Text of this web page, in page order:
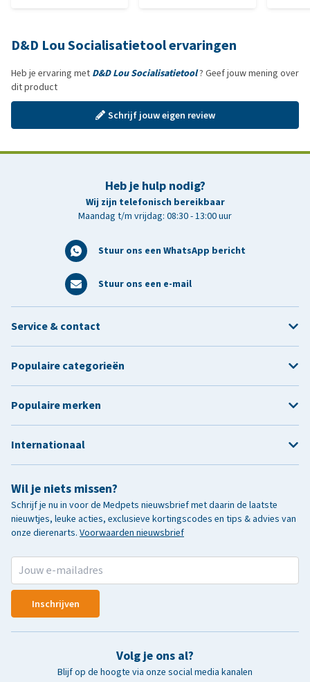
D&D Lou Socialisatietool ervaringen
Heb je ervaring met D&D Lou Socialisatietool? Geef jouw mening over
dit product
Schrijf jouw eigen review
Heb je hulp nodig?
Wij zijn telefonisch bereikbaar
Maandag t/m vrijdag: 08:30 - 13:00 uur
Stuur ons een WhatsApp bericht
Stuur ons een e-mail
Wil je niets missen?
Schrijf je nu in voor de Medpets nieuwsbrief met daarin de laatste
nieuwtjes, leuke acties, exclusieve kortingscodes en tips & advies van
onze dierenarts. Voorwaarden nieuwsbrief
Inschrijven
Volg je ons al?
Blijf op de hoogte via onze social media kanalen
Service & contact
Populaire categorieën
Populaire merken
Internationaal